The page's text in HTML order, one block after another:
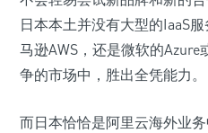
日本本土并没有大型的IaaS
马逊AWS，还是微软的Azure
争的市场中，胜出全凭能力。
而日本恰恰是阿里云海外业务